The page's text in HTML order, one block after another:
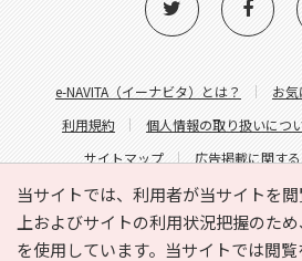
当サイトでは、利用者が当サイトを
上およびサイトの利用状況把握のた
を使用しています。当サイトでは閲
e-NAVITA（イーナビタ）とは？ お気
利用規約
個人情報の取り扱いにつ
サイトマップ
広告掲載に関す
サイトの内容に関するお